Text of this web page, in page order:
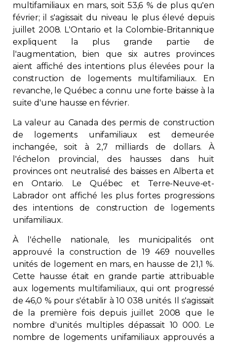
multifamiliaux en mars, soit 53,6 % de plus qu'en
février; il s'agissait du niveau le plus élevé depuis
juillet 2008. L'Ontario et la Colombie-Britannique
expliquent la plus grande partie de
l'augmentation, bien que six autres provinces
aient affiché des intentions plus élevées pour la
construction de logements multifamiliaux. En
revanche, le Québec a connu une forte baisse à la
suite d'une hausse en février.
La valeur au Canada des permis de construction
de logements unifamiliaux est demeurée
inchangée, soit à 2,7 milliards de dollars. À
l'échelon provincial, des hausses dans huit
provinces ont neutralisé des baisses en Alberta et
en Ontario. Le Québec et Terre-Neuve-et-
Labrador ont affiché les plus fortes progressions
des intentions de construction de logements
unifamiliaux.
À l'échelle nationale, les municipalités ont
approuvé la construction de 19 469 nouvelles
unités de logement en mars, en hausse de 21,1 %.
Cette hausse était en grande partie attribuable
aux logements multifamiliaux, qui ont progressé
de 46,0 % pour s'établir à 10 038 unités. Il s'agissait
de la première fois depuis juillet 2008 que le
nombre d'unités multiples dépassait 10 000. Le
nombre de logements unifamiliaux approuvés a